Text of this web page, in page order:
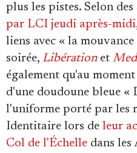
plus les pistes. Selon
par LCI jeudi après-midi
liens avec « la
soirée, Libérationet
également qu'au
d'une doudoune bleue «
l'uniforme porté par les
Identitaire lors de leur
Col de l'Échelle dans les